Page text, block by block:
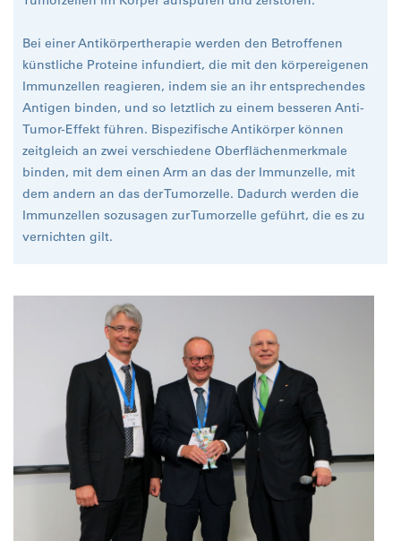
Bei einer Antikörpertherapie werden den Betroffenen
künstliche Proteine infundiert, die mit den körpereigenen
Immunzellen reagieren, indem sie an ihr entsprechendes
Antigen binden, und so letztlich zu einem besseren Anti-
Tumor-Effekt führen. Bispezifische Antikörper können
zeitgleich an zwei verschiedene Oberflächenmerkmale
binden, mit dem einen Arm an das der Immunzelle, mit
dem andern an das der Tumorzelle. Dadurch werden die
Immunzellen sozusagen zur Tumorzelle geführt, die es zu
vernichten gilt.